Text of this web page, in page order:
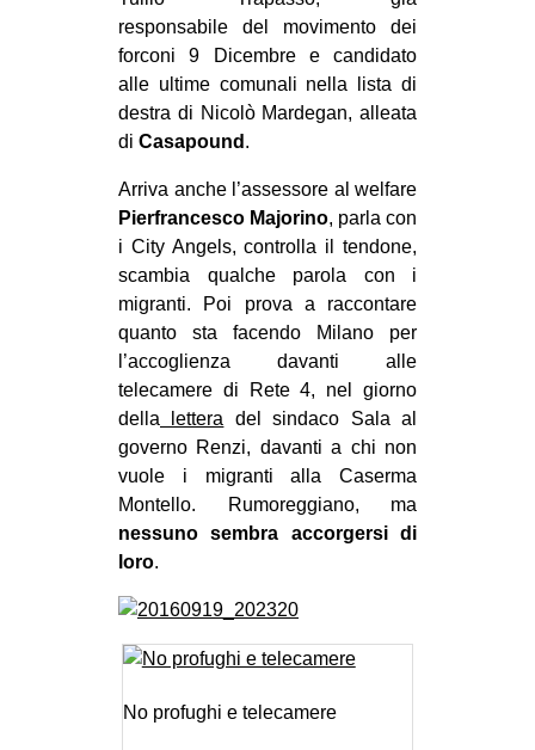
responsabile del movimento dei
forconi 9 Dicembre e candidato
alle ultime comunali nella lista di
destra di Nicolò Mardegan, alleata
di Casapound .
Arriva anche l’assessore al welfare
Pierfrancesco Majorino, parla con
i City Angels, controlla il tendone,
scambia qualche parola con i
migranti. Poi prova a raccontare
quanto sta facendo Milano per
l’accoglienza davanti alle
telecamere di Rete 4, nel giorno
della lettera del sindaco Sala al
governo Renzi, davanti a chi non
vuole i migranti alla Caserma
Montello. Rumoreggiano, ma
nessuno sembra accorgersi di
loro.
No profughi e telecamere